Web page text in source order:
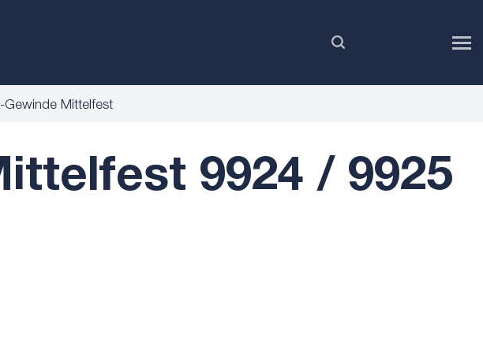
Gewinde Mittelfest
9924 / 9925